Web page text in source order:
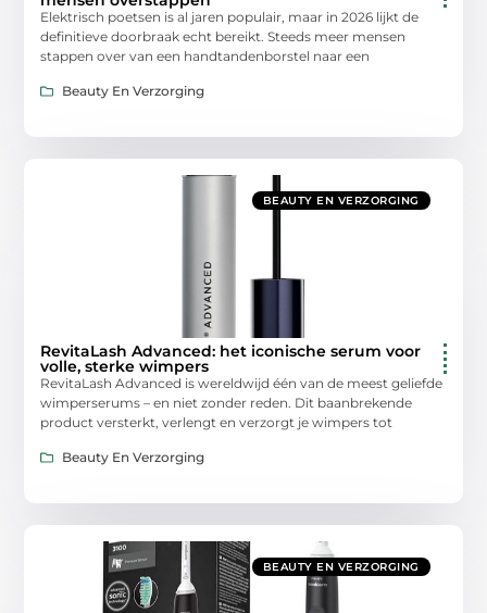
Elektrisch poetsen is al jaren populair, maar in 2026 lijkt de
definitieve doorbraak echt bereikt. Steeds meer mensen
stappen over van een handtandenborstel naar een
Beauty En Verzorging
BEAUTY EN VERZORGING
RevitaLash Advanced: het iconische serum voor
volle, sterke wimpers
RevitaLash Advanced is wereldwijd één van de meest geliefde
wimperserums – en niet zonder reden. Dit baanbrekende
product versterkt, verlengt en verzorgt je wimpers tot
Beauty En Verzorging
BEAUTY EN VERZORGING